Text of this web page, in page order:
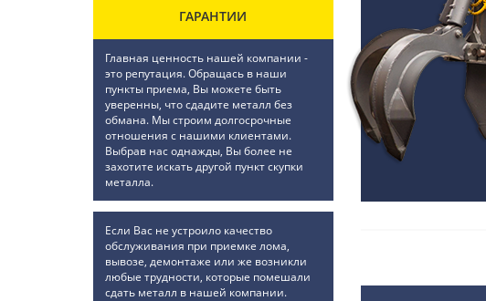
ГАРАНТИИ
Главная ценность нашей компании -
это репутация. Обращась в наши
пункты приема, Вы можете быть
уверенны, что сдадите металл без
обмана. Мы строим долгосрочные
отношения с нашими клиентами.
Выбрав нас однажды, Вы более не
захотите искать другой пункт скупки
металла.
Если Вас не устроило качество
обслуживания при приемке лома,
вывозе, демонтаже или же возникли
любые трудности, которые помешали
сдать металл в нашей компании.